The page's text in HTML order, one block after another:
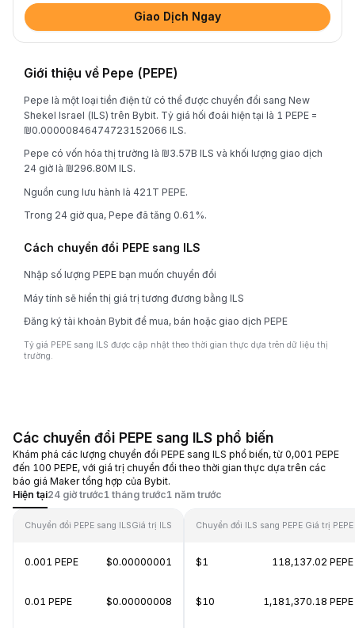
Giao Dịch Ngay
Giới thiệu về Pepe (PEPE)
Pepe là một loại tiền điện tử có thể được chuyển đổi sang New
Shekel Israel (ILS) trên Bybit. Tỷ giá hối đoái hiện tại là 1 PEPE =
₪0.00000846474723152066 ILS.
Pepe có vốn hóa thị trường là ₪3.57B ILS và khối lượng giao dịch
24 giờ là ₪296.80M ILS.
Nguồn cung lưu hành là 421T PEPE.
Trong 24 giờ qua, Pepe đã tăng 0.61%.
Cách chuyển đổi PEPE sang ILS
Nhập số lượng PEPE bạn muốn chuyển đổi
Máy tính sẽ hiển thị giá trị tương đương bằng ILS
Đăng ký tài khoản Bybit để mua, bán hoặc giao dịch PEPE
Tỷ giá PEPE sang ILS được cập nhật theo thời gian thực dựa trên dữ liệu thị
trường.
Các chuyển đổi PEPE sang ILS phổ biến
Khám phá các lượng chuyển đổi PEPE sang ILS phổ biến, từ 0,001 PEPE
đến 100 PEPE, với giá trị chuyển đổi theo thời gian thực dựa trên các
báo giá Maker tổng hợp của Bybit.
Hiện tại24 giờ trước1 tháng trước1 năm trước
Chuyển đổi PEPE sang ILSGiá trị ILS
0.001 PEPE $0.00000001
0.01 PEPE $0.00000008
Chuyển đổi ILS sang PEPE Giá trị PEPE
$1 118,137.02 PEPE
$10 1,181,370.18 PEPE